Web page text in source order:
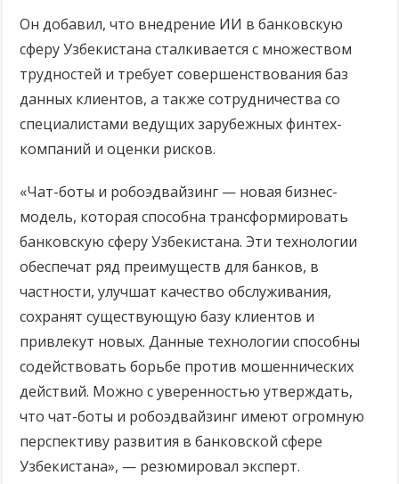
Он добавил, что внедрение ИИ в банковскую
сферу Узбекистана сталкивается с множеством
трудностей и требует совершенствования баз
данных клиентов, а также сотрудничества со
специалистами ведущих зарубежных финтех-
компаний и оценки рисков.
«Чат-боты и робоэдвайзинг — новая бизнес-
модель, которая способна трансформировать
банковскую сферу Узбекистана. Эти технологии
обеспечат ряд преимуществ для банков, в
частности, улучшат качество обслуживания,
сохранят существующую базу клиентов и
привлекут новых. Данные технологии способны
содействовать борьбе против мошеннических
действий. Можно с уверенностью утверждать,
что чат-боты и робоэдвайзинг имеют огромную
перспективу развития в банковской сфере
Узбекистана», — резюмировал эксперт.